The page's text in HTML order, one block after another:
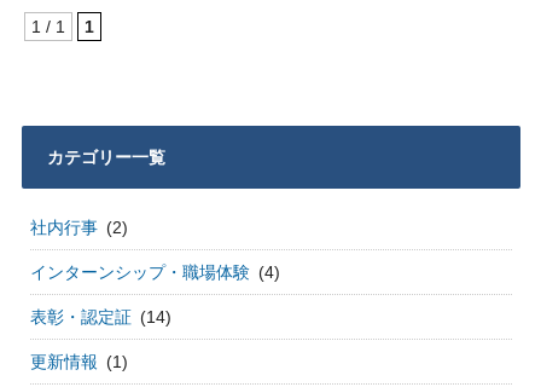
1 / 1 1
カテゴリー一覧
社内行事 (2)
インターンシップ・職場体験 (4)
表彰・認定証 (14)
更新情報 (1)